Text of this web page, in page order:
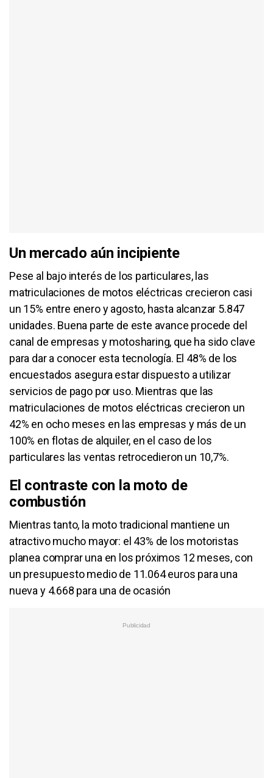
Un mercado aún incipiente
Pese al bajo interés de los particulares, las
matriculaciones de motos eléctricas crecieron casi
un 15% entre enero y agosto, hasta alcanzar 5.847
unidades. Buena parte de este avance procede del
canal de empresas y motosharing, que ha sido clave
para dar a conocer esta tecnología. El 48% de los
encuestados asegura estar dispuesto a utilizar
servicios de pago por uso. Mientras que las
matriculaciones de motos eléctricas crecieron un
42% en ocho meses en las empresas y más de un
100% en flotas de alquiler, en el caso de los
particulares las ventas retrocedieron un 10,7%.
El contraste con la moto de
combustión
Mientras tanto, la moto tradicional mantiene un
atractivo mucho mayor: el 43% de los motoristas
planea comprar una en los próximos 12 meses, con
un presupuesto medio de 11.064 euros para una
nueva y 4.668 para una de ocasión